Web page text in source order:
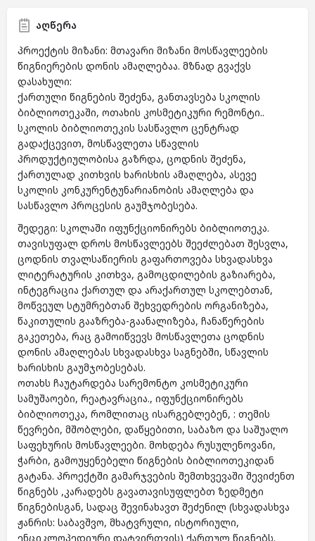
აღწერა
პროექტის მიზანი: მთავარი მიზანი მოსწავლეების
წიგნიერების დონის ამაღლებაა. მზნად გვაქვს
დასახული:
ქართული წიგნების შეძენა, განთავსება სკოლის
ბიბლიოთეკაში, ოთახის კოსმეტიკური რემონტი..
სკოლის ბიბლიოთეკის სასწავლო ცენტრად
გადაქცევით, მოსწავლეთა სწავლის
პროდუქტიულობისა გაზრდა, ცოდნის შეძენა,
ქართულად კითხვის ხარისხის ამაღლება, ასევე
სკოლის კონკურენტუნარიანობის ამაღლება და
სასწავლო პროცესის გაუმჯობესება.
შედეგი: სკოლაში იფუნქციონირებს ბიბლიოთეკა.
თავისუფალ დროს მოსწავლეებს შეეძლებათ შესვლა,
ცოდნის თვალსაწიერის გაფართოვება სხვადასხვა
ლიტერატურის კითხვა, გამოცდილების გაზიარება,
ინტეგრაცია ქართულ და არაქართულ სკოლებთან,
მოწვეულ სტუმრებთან შეხვედრების ორგანიზება,
წაკითულის გააზრება-გაანალიზება, ჩანაწერების
გაკეთება, რაც გამოიწვევს მოსწავლეთა ცოდნის
დონის ამაღლებას სხვადასხვა საგნებში, სწავლის
ხარისხის გაუმჯობესებას.
ოთახს ჩაუტარდება სარემონტო კოსმეტიკური
სამუშაოები, რეატავრაცია., იფუნქციონირებს
ბიბლიოთეკა, რომლითაც ისარგებლებენ, : თემის
წევრები, მშობლები, დაწყებითი, საბაზო და საშუალო
საფეხურის მოსწავლეები. მოხდება რუსულენოვანი,
ჭარბი, გამოუყენებელი წიგნების ბიბლიოთეკიდან
გატანა. პროექტში გამარჯვების შემთხვევაში შევიძენთ
წიგნებს ,კარადებს გავათავისუფლებთ ზედმეტი
წიგნებისგან, სადაც შევინახავთ შეძენილ (სხვადასხვა
ჟანრის: საბავშვო, მხატვრული, ისტორიული,
ენციკლოპედიური დატვირთვის) ქართულ წიგნებს.